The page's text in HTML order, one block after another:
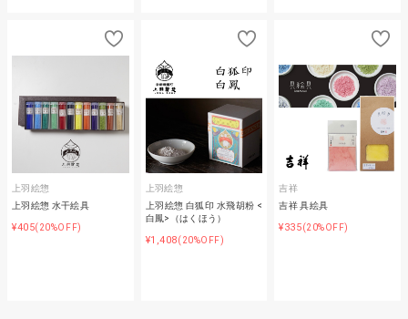
上羽絵惣
上羽絵惣 水干絵具
¥405(20%OFF)
上羽絵惣
上羽絵惣 白狐印 水飛胡粉 <
白鳳>（はくほう）
¥1,408(20%OFF)
吉祥
吉祥 具絵具
¥335(20%OFF)